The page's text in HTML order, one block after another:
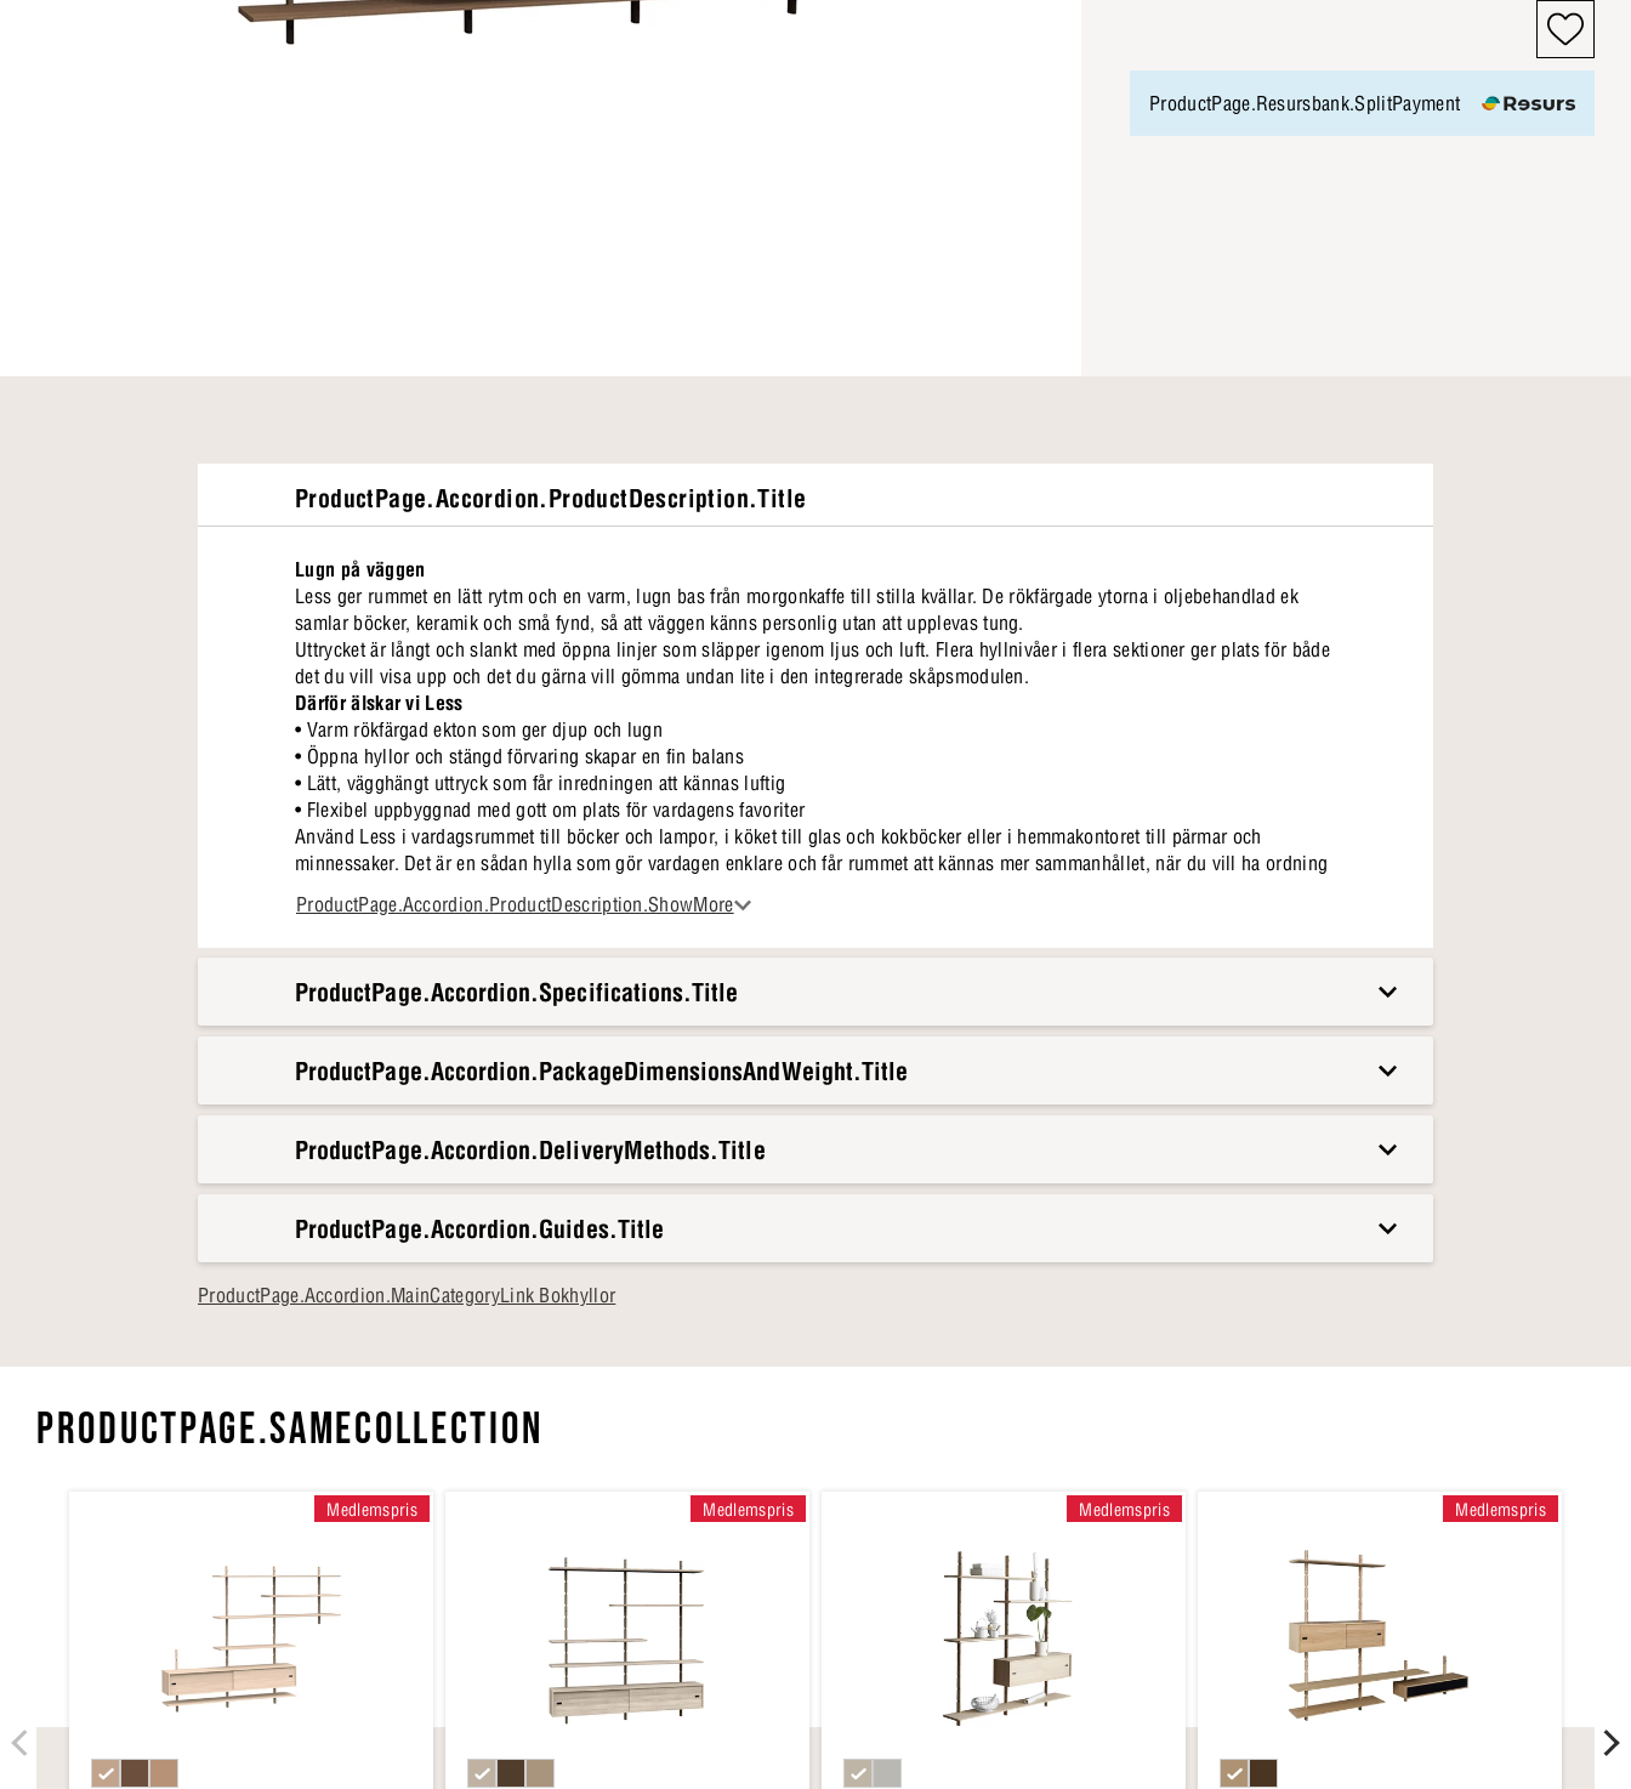
ProductPage.Resursbank.SplitPayment
ProductPage.Accordion.ProductDescription.Title
Lugn på väggen
Less ger rummet en lätt rytm och en varm, lugn bas från morgonkaffe till stilla kvällar. De rökfärgade ytorna i oljebehandlad ek
samlar böcker, keramik och små fynd, så att väggen känns personlig utan att upplevas tung.
Uttrycket är långt och slankt med öppna linjer som släpper igenom ljus och luft. Flera hyllnivåer i flera sektioner ger plats för både
det du vill visa upp och det du gärna vill gömma undan lite i den integrerade skåpsmodulen.
Därför älskar vi Less
• Varm rökfärgad ekton som ger djup och lugn
• Öppna hyllor och stängd förvaring skapar en fin balans
• Lätt, vägghängt uttryck som får inredningen att kännas luftig
• Flexibel uppbyggnad med gott om plats för vardagens favoriter
Använd Less i vardagsrummet till böcker och lampor, i köket till glas och kokböcker eller i hemmakontoret till pärmar och
minnessaker. Det är en sådan hylla som gör vardagen enklare och får rummet att kännas mer sammanhållet, när du vill ha ordning
ProductPage.Accordion.ProductDescription.ShowMore
ProductPage.Accordion.Specifications.Title
ProductPage.Accordion.PackageDimensionsAndWeight.Title
ProductPage.Accordion.DeliveryMethods.Title
ProductPage.Accordion.Guides.Title
ProductPage.Accordion.MainCategoryLink Bokhyllor
PRODUCTPAGE.SAMECOLLECTION
Medlemspris Medlemspris Medlemspris Medlemspris